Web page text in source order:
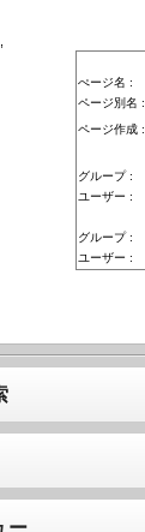
ぺージ名 :
ページ別名 :
ページ作成 :
グループ :
ユーザー :
グループ :
ユーザー :
ー